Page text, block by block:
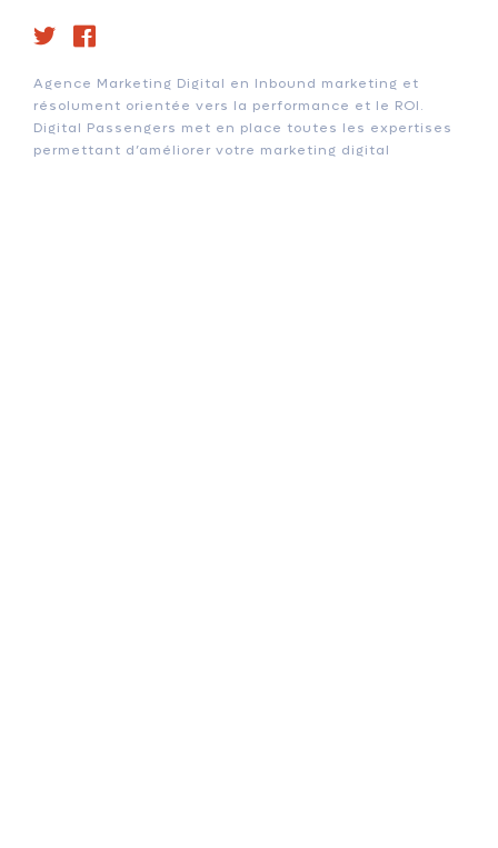
Agence Marketing Digital en Inbound marketing et
résolument orientée vers la performance et le ROI.
Digital Passengers met en place toutes les expertises
permettant d’améliorer votre marketing digital